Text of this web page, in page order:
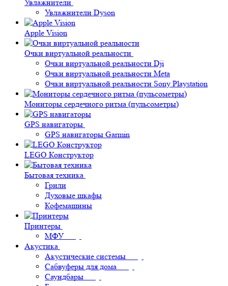
Увлажнители
Увлажнители Dyson
Apple Vision
Очки виртуальной реальности
Очки виртуальной реальности Dji
Очки виртуальной реальности Meta
Очки виртуальной реальности Sony Playstation
Мониторы сердечного ритма (пульсометры)
GPS навигаторы
GPS навигаторы Garmin
LEGO Конструктор
Бытовая техника
Грили
Духовые шкафы
Кофемашины
Принтеры
МФУ
Акустика
Акустические системы
Сабвуферы для дома
Саундбары